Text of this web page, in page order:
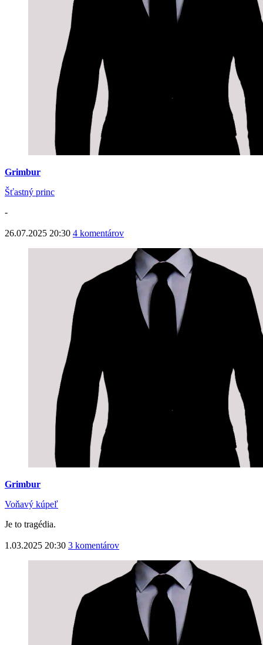
Grimbur
Šťastný princ
-
26.07.2025 20:30 4 komentárov
Grimbur
Voňavý kúpeľ
Je to tragédia.
1.03.2025 20:30 3 komentárov